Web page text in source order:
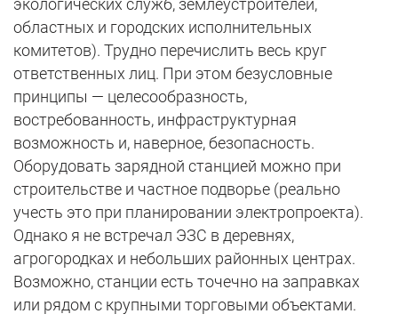
экологических служб, землеустроителей,
областных и городских исполнительных
комитетов). Трудно перечислить весь круг
ответственных лиц. При этом безусловные
принципы — целесообразность,
востребованность, инфраструктурная
возможность и, наверное, безопасность.
Оборудовать зарядной станцией можно при
строительстве и частное подворье (реально
учесть это при планировании электропроекта).
Однако я не встречал ЭЗС в деревнях,
агрогородках и небольших районных центрах.
Возможно, станции есть точечно на заправках
или рядом с крупными торговыми объектами.